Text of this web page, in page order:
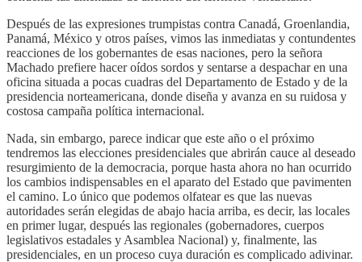
Después de las expresiones trumpistas contra Canadá, Groenlandia,
Panamá, México y otros países, vimos las inmediatas y contundentes
reacciones de los gobernantes de esas naciones, pero la señora
Machado prefiere hacer oídos sordos y sentarse a despachar en una
oficina situada a pocas cuadras del Departamento de Estado y de la
presidencia norteamericana, donde diseña y avanza en su ruidosa y
costosa campaña política internacional.
Nada, sin embargo, parece indicar que este año o el próximo
tendremos las elecciones presidenciales que abrirán cauce al deseado
resurgimiento de la democracia, porque hasta ahora no han ocurrido
los cambios indispensables en el aparato del Estado que pavimenten
el camino. Lo único que podemos olfatear es que las nuevas
autoridades serán elegidas de abajo hacia arriba, es decir, las locales
en primer lugar, después las regionales (gobernadores, cuerpos
legislativos estadales y Asamblea Nacional) y, finalmente, las
presidenciales, en un proceso cuya duración es complicado adivinar.